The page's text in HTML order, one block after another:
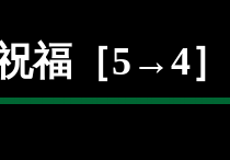
福［5→4］